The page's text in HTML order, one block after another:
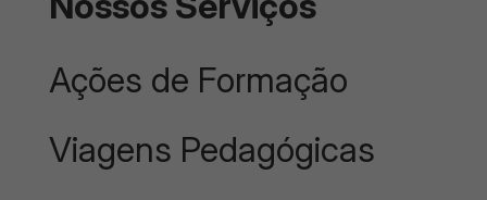
Ações de Formação
Viagens Pedagógicas